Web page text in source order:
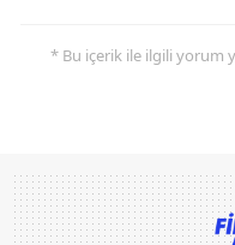
* Bu içerik ile ilgili yorum